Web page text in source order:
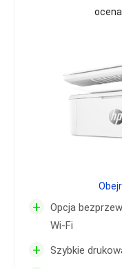
+
Opcja
Wi-Fi
+ Szybkie